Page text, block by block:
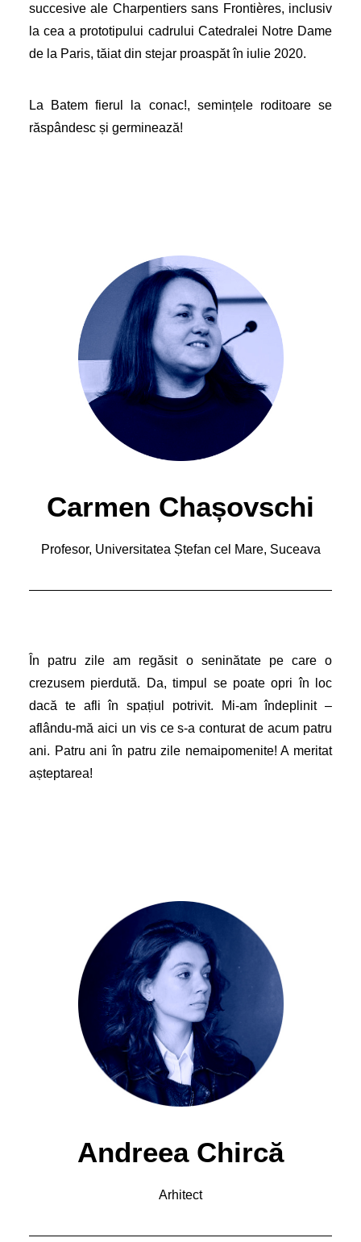
succesive ale Charpentiers sans Frontières, inclusiv
la cea a prototipului cadrului Catedralei Notre Dame
de la Paris, tăiat din stejar proaspăt în iulie 2020.
La Batem fierul la conac!, semințele roditoare se
răspândesc și germinează!
Carmen Chașovschi
Profesor, Universitatea Ștefan cel Mare, Suceava
În patru zile am regăsit o seninătate pe care o
crezusem pierdută. Da, timpul se poate opri în loc
dacă te afli în spațiul potrivit. Mi-am îndeplinit –
aflându-mă aici un vis ce s-a conturat de acum patru
ani. Patru ani în patru zile nemaipomenite! A meritat
așteptarea!
Andreea Chircă
Arhitect